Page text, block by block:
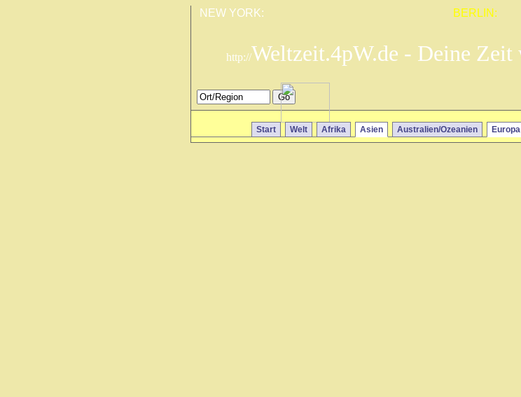
NEW YORK: BERLIN:
http://Weltzeit.4pW.de - Deine
Start Welt Afrika Asien Australien/Ozeanien Europa